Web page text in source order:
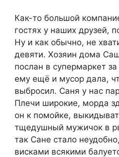
Как-то большой
гостях у наших друзей,
Ну и как обычно, не
девяти. Хозяин дома
послан в супермаркет
ему ещё и мусор дала,
выбросил. Саня у нас
Плечи широкие, морда
он к помойке,
тщедушный мужичок в
так Сане стало
висками всякими